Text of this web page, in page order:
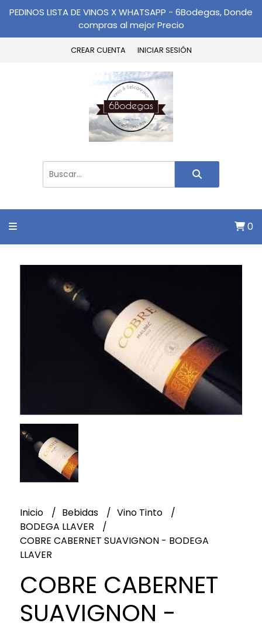
PEDINOS LISTA DE VINOS X WHATSAPP - 6Bodegas, Donde
compras al mejor Precio
CREAR CUENTA INICIAR SESIÓN
0
Inicio Bebidas
Vino Tinto
BODEGA LLAVER
COBRE CABERNET SUAVIGNON - BODEGA
LLAVER
COBRE CABERNET
SUAVIGNON -